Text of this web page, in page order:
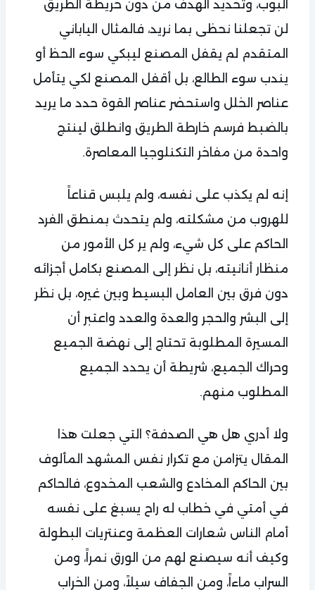
البوب، وتحديد الهدف من دون خريطة الطريق
لن تجعلنا نحظى بما نريد، فالمثال الياباني
المتقدم لم يقفل المصنع ليبكي سوء الحظ أو
يندب سوء الطالع، بل أقفل المصنع لكي يتأمل
عناصر الخلل واستحضر عناصر القوة حدد ما يريد
بالضبط فرسم خارطة الطريق وانطلق لينتج
واحدة من مفاخر التكنلوجيا المعاصرة.
إنه لم يكذب على نفسه، ولم يلبس قناعاً
للهروب من مشكلته، ولم يتحدث بمنطق الفرد
الحاكم على كل شيء، ولم ير كل الأمور من
منظار أنانيته، بل نظر إلى المصنع بكامل أجزائه
دون فرق بين العامل البسيط وبين غيره، بل نظر
إلى البشر والحجر والعدة والعدد واعتبر أن
المسيرة المطلوبة تحتاج إلى نهضة الجميع
وحراك الجميع، شريطة أن يحدد الجميع
المطلوب منهم.
ولا أدري هل هي الصدفة؟ التي جعلت هذا
المقال يتزامن مع تكرار نفس المشهد المألوف
بين الحاكم المخادع والشعب المخدوع، فالحاكم
في أمتي في خطاب له راح يسبغ على نفسه
أمام الناس شعارات العظمة وعنتريات البطولة
وكيف أنه سيصنع لهم من الورق نمراً، ومن
السراب ماءاً، ومن الجفاف سيلاً، ومن الخراب